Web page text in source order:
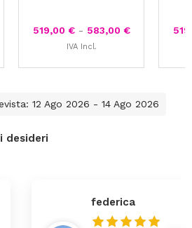
519,00 € - 583,00 €
IVA Incl.
12 Ago 2026 - 14 Ago 2026
desideri